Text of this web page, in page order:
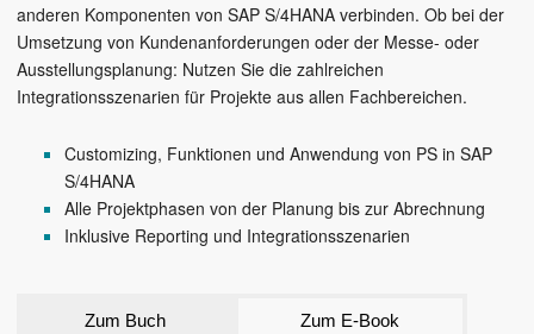
anderen Komponenten von SAP S/4HANA verbinden. Ob bei der
Umsetzung von Kundenanforderungen oder der Messe- oder
Ausstellungsplanung: Nutzen Sie die zahlreichen
Integrationsszenarien für Projekte aus allen Fachbereichen.
Customizing, Funktionen und Anwendung von PS in SAP
S/4HANA
Alle Projektphasen von der Planung bis zur Abrechnung
Inklusive Reporting und Integrationsszenarien
Zum Buch Zum E-Book